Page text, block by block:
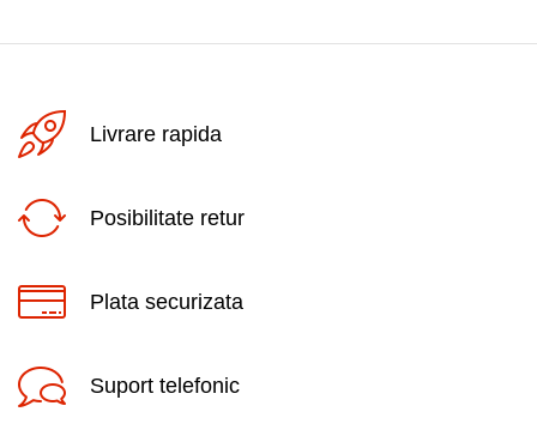
Livrare rapida
Posibilitate retur
Plata securizata
Suport telefonic